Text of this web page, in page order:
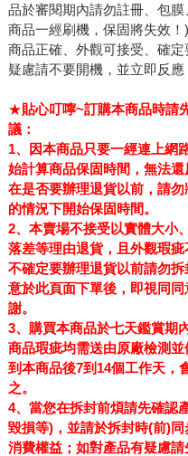
品於審閱期內請勿註冊、包
商品一經刷機，保固將失效
商品正確、外觀可接受、確
疑慮請不要開機，並立即反應
★貼心叮嚀~訂購本商品時請
議：
1、因本商品只要一經連上網
始計算商品保固時間，無法還
在是否要辦理退貨以前，請
的情況下開始保固時間。
2、 本賣場不接受以實體大小
落差等理由退貨，且 外觀瑕疵
不確定要辦理退貨以前請勿拆
意於此頁面下單後，即視同
謝。
3、 購買本商品於七天鑑賞期
商品瑕疵均需送由原廠檢測
到本商品後7到14個工作天，
之。
4、 當您在拆封前煩請先確認
毀損等)，並請於拆封時(前)
消費權益；如對產品有疑慮